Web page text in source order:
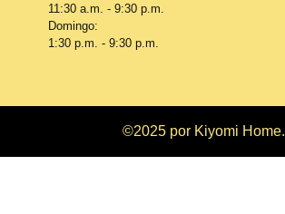
11:30 a.m. - 9:30 p.m.
Domingo:
1:30 p.m. - 9:30 p.m.
©2025 por Kiyomi Home.